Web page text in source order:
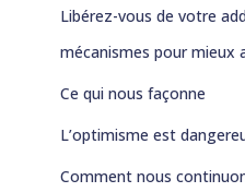
Libérez-vous de votre
mécanismes pour mieux
Ce qui nous façonne
L’optimisme est
Comment nous